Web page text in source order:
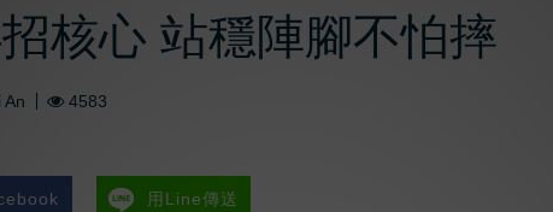
核心 站穩陣腳不怕摔
An 4583
用Line傳送